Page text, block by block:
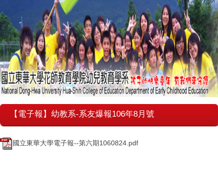
【電子報】幼教系-系友爆報106年8月號
國立東華大學電子報--第六期1060824.pdf